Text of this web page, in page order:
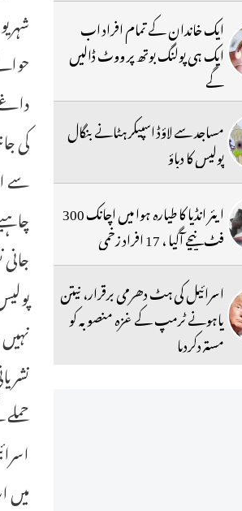
کی
سے
میں اب تک 63
ایک خاندان کے تمام افراد اب
ایک ہی پولنگ بوتھ پر ووٹ ڈالیں
گے
مساجد سے لاؤڈ اسپیکر ہٹانے بنگال
پولیس کا دباؤ
ایئر انڈیا کا طیارہ ہوا میں اچانک 300
فٹ نیچے آگیا ، 17 افراد زخمی
اسرائیل کی ہٹ دھرمی برقرار، نیتن
یاہونے ٹرمپ کے غزہ منصوبہ کو
مستردکردیا